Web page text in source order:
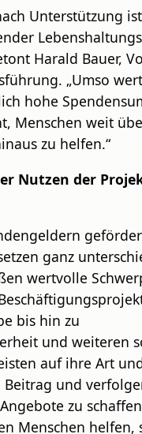
Unterstützung ist
Harald Bauer,
„Umso
hohe
Menschen weit
zu helfen.“
Nutzen der
ganz
wertvolle
bis hin zu
und weiteren
auf ihre Art
und
zu
Menschen helfen,